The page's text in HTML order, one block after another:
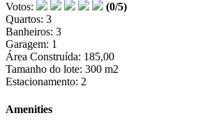
Votos:
(0/5)
Quartos: 3
Banheiros: 3
Garagem: 1
Área Construída: 185,00
Tamanho do lote: 300 m2
Estacionamento: 2
Amenities